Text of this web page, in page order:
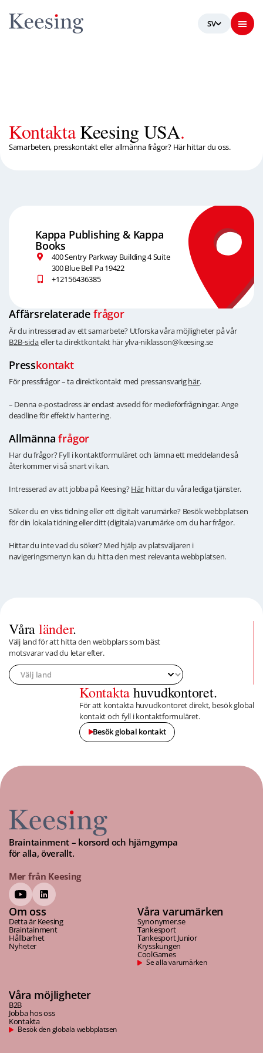
KontaktaKeesing USA.
Samarbeten, presskontakt eller allmänna frågor? Här hittar du oss.
Affärsrelaterade frågor
Är du intresserad av ett samarbete? Utforska våra möjligheter på vår
B2B-sidaeller ta direktkontakt här ylva-niklasson@keesing.se
Presskontakt
För pressfrågor – ta direktkontakt med pressansvarighär.
– Denna e-postadress är endast avsedd för medieförfrågningar. Ange
deadline för effektiv hantering.
Allmännafrågor
Har du frågor? Fyll i kontaktformuläret och lämna ett meddelande så
återkommer vi så snart vi kan.
Intresserad av att jobba på Keesing?Här hittar du våra lediga tjänster.
Söker du en viss tidning eller ett digitalt varumärke? Besök webbplatsen
för din lokala tidning eller ditt (digitala) varumärke om du har frågor.
Hittar du inte vad du söker? Med hjälp av platsväljaren i
navigeringsmenyn kan du hitta den mest relevanta webbplatsen.
Kappa Publishing & Kappa
Books
400 Sentry Parkway Building 4 Suite
300 Blue Bell Pa 19422
+12156436385
Våraländer.
Välj land för att hitta den webbplars som bäst
motsvarar vad du letar efter.
Kontaktahuvudkontoret.
För att kontakta huvudkontoret direkt, besök global
kontakt och fyll i kontaktformuläret.
Besök global kontakt
Braintainment – korsord och hjärngympa
för alla, överallt.
Mer från Keesing
Om oss
Detta är Keesing
Braintainment
Hållbarhet
Nyheter
Våra varumärken
Synonymer.se
Tankesport
Tankesport Junior
Krysskungen
CoolGames
Se alla varumärken
Våra möjligheter
B2B
Jobba hos oss
Kontakta
Besök den globala webbplatsen